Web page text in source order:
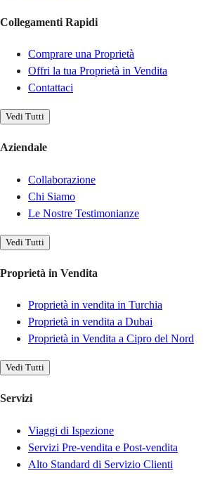
Collegamenti Rapidi
Comprare una Proprietà
Offri la tua Proprietà in Vendita
Contattaci
Vedi Tutti
Aziendale
Collaborazione
Chi Siamo
Le Nostre Testimonianze
Vedi Tutti
Proprietà in Vendita
Proprietà in vendita in Turchia
Proprietà in vendita a Dubai
Proprietà in Vendita a Cipro del Nord
Vedi Tutti
Servizi
Viaggi di Ispezione
Servizi Pre-vendita e Post-vendita
Alto Standard di Servizio Clienti